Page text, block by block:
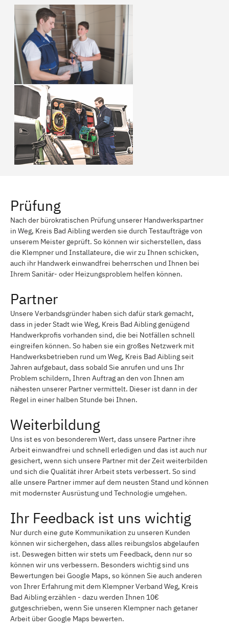
Prüfung
Nach der bürokratischen Prüfung unserer Handwerkspartner
in Weg, Kreis Bad Aibling werden sie durch Testaufträge von
unserem Meister geprüft. So können wir sicherstellen, dass
die Klempner und Installateure, die wir zu Ihnen schicken,
auch ihr Handwerk einwandfrei beherrschen und Ihnen bei
Ihrem Sanitär- oder Heizungsproblem helfen können.
Partner
Unsere Verbandsgründer haben sich dafür stark gemacht,
dass in jeder Stadt wie Weg, Kreis Bad Aibling genügend
Handwerkprofis vorhanden sind, die bei Notfällen schnell
eingreifen können. So haben sie ein großes Netzwerk mit
Handwerksbetrieben rund um Weg, Kreis Bad Aibling seit
Jahren aufgebaut, dass sobald Sie anrufen und uns Ihr
Problem schildern, Ihren Auftrag an den von Ihnen am
nähesten unserer Partner vermittelt. Dieser ist dann in der
Regel in einer halben Stunde bei Ihnen.
Weiterbildung
Uns ist es von besonderem Wert, dass unsere Partner ihre
Arbeit einwandfrei und schnell erledigen und das ist auch nur
gesichert, wenn sich unsere Partner mit der Zeit weiterbilden
und sich die Qualität ihrer Arbeit stets verbessert. So sind
alle unsere Partner immer auf dem neusten Stand und können
mit modernster Ausrüstung und Technologie umgehen.
Ihr Feedback ist uns wichtig
Nur durch eine gute Kommunikation zu unseren Kunden
können wir sichergehen, dass alles reibungslos abgelaufen
ist. Deswegen bitten wir stets um Feedback, denn nur so
können wir uns verbessern. Besonders wichtig sind uns
Bewertungen bei Google Maps, so können Sie auch anderen
von Ihrer Erfahrung mit dem Klempner Verband Weg, Kreis
Bad Aibling erzählen - dazu werden Ihnen 10€
gutgeschrieben, wenn Sie unseren Klempner nach getaner
Arbeit über Google Maps bewerten.